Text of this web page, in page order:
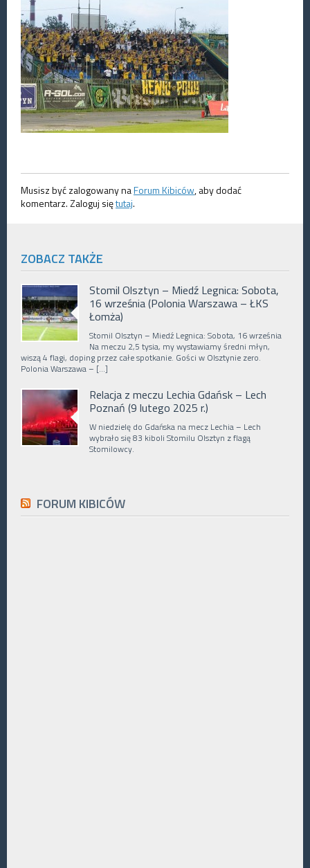
Musisz być zalogowany naForum Kibiców, aby dodać
komentarz. Zaloguj siętutaj.
ZOBACZ TAKŻE
Stomil Olsztyn – Miedź Legnica: Sobota,
16 września (Polonia Warszawa – ŁKS
Łomża)
Stomil Olsztyn – Miedź Legnica: Sobota, 16 września
Na meczu 2,5 tysia, my wystawiamy średni młyn,
wiszą 4 flagi, doping przez całe spotkanie. Gości w Olsztynie zero.
Polonia Warszawa – […]
Relacja z meczu Lechia Gdańsk – Lech
Poznań (9 lutego 2025 r.)
W niedzielę do Gdańska na mecz Lechia – Lech
wybrało się 83 kiboli Stomilu Olsztyn z flagą
Stomilowcy.
FORUM KIBICÓW